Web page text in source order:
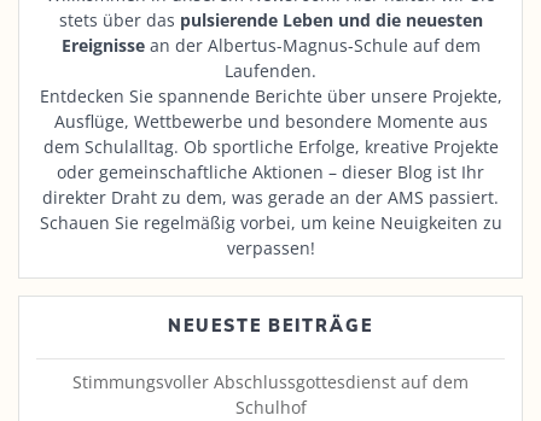
stets über das pulsierende Leben und die neuesten
Ereignissean der Albertus-Magnus-Schule auf dem
Laufenden.
Entdecken Sie spannende Berichte über unsere Projekte,
Ausflüge, Wettbewerbe und besondere Momente aus
dem Schulalltag. Ob sportliche Erfolge, kreative Projekte
oder gemeinschaftliche Aktionen – dieser Blog ist Ihr
direkter Draht zu dem, was gerade an der AMS passiert.
Schauen Sie regelmäßig vorbei, um keine Neuigkeiten zu
verpassen!
NEUESTE BEITRÄGE
Stimmungsvoller Abschlussgottesdienst auf dem
Schulhof